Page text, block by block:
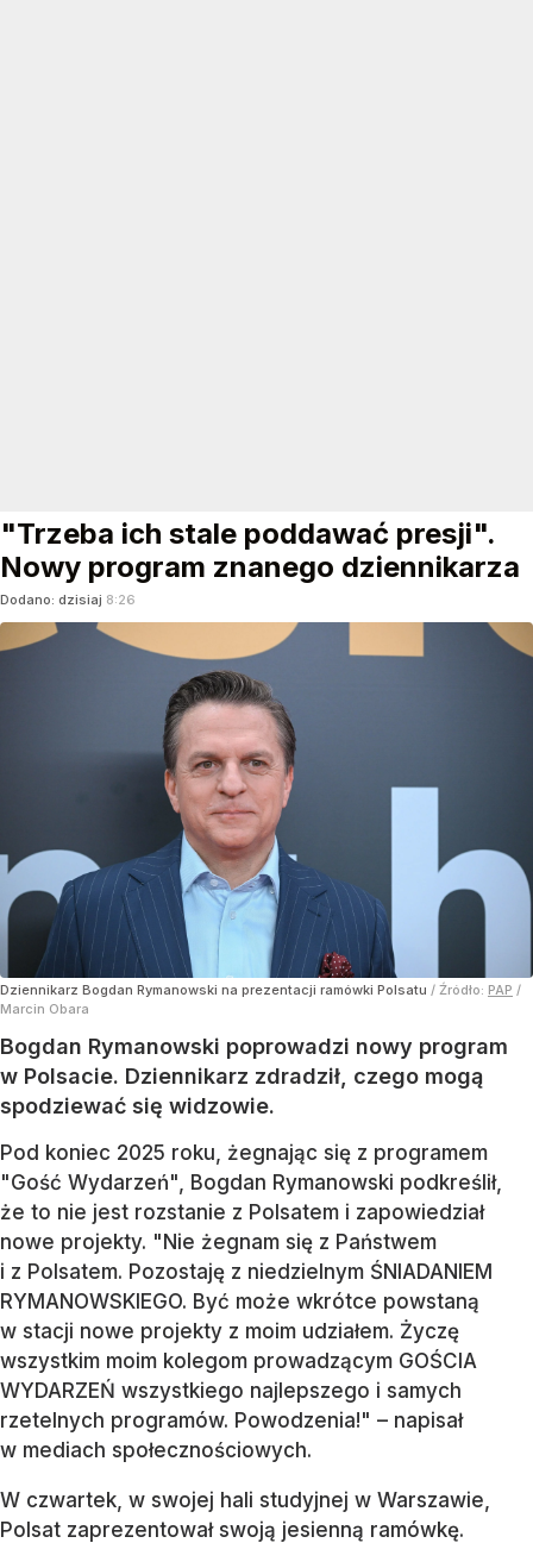
"Trzeba ich stale poddawać presji".
Nowy program znanego dziennikarza
Dodano: dzisiaj 8:26
Dziennikarz Bogdan Rymanowski na prezentacji ramówki Polsatu / Źródło: PAP /
Marcin Obara
Bogdan Rymanowski poprowadzi nowy program
w Polsacie. Dziennikarz zdradził, czego mogą
spodziewać się widzowie.
Pod koniec 2025 roku, żegnając się z programem
"Gość Wydarzeń", Bogdan Rymanowski podkreślił,
że to nie jest rozstanie z Polsatem i zapowiedział
nowe projekty. "Nie żegnam się z Państwem
i z Polsatem. Pozostaję z niedzielnym ŚNIADANIEM
RYMANOWSKIEGO. Być może wkrótce powstaną
w stacji nowe projekty z moim udziałem. Życzę
wszystkim moim kolegom prowadzącym GOŚCIA
WYDARZEŃ wszystkiego najlepszego i samych
rzetelnych programów. Powodzenia!" – napisał
w mediach społecznościowych.
W czwartek, w swojej hali studyjnej w Warszawie,
Polsat zaprezentował swoją jesienną ramówkę.